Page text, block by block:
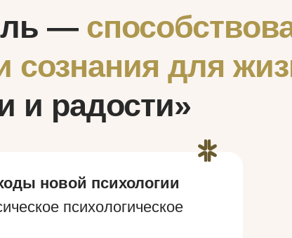
новой психологии
психологическое
—
сознания для
и радости»